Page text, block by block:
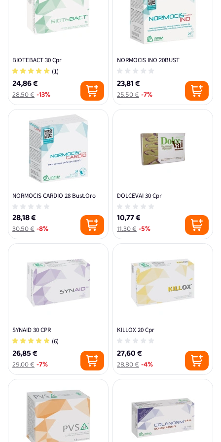
BIOTEBACT 30 Cpr
(1)
24,86 €
28,50 €-13%
NORMOCIS INO 20BUST
23,81 €
25,50 €-7%
NORMOCIS CARDIO 28 Bust.Oro
28,18 €
30,50 €-8%
DOLCEVAI 30 Cpr
10,77 €
11,30 €-5%
SYNAID 30 CPR
(6)
26,85 €
29,00 €-7%
KILLOX 20 Cpr
27,60 €
28,80 €-4%